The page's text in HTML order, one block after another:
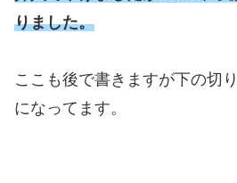
りました。
ここも後で書きますが下の切
になってます。